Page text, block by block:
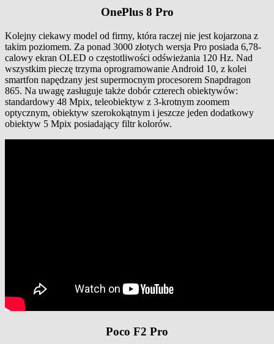
OnePlus 8 Pro
Kolejny ciekawy model od firmy, która raczej nie jest kojarzona z
takim poziomem. Za ponad 3000 złotych wersja Pro posiada 6,78-
calowy ekran OLED o częstotliwości odświeżania 120 Hz. Nad
wszystkim pieczę trzyma oprogramowanie Android 10, z kolei
smartfon napędzany jest supermocnym procesorem Snapdragon
865. Na uwagę zasługuje także dobór czterech obiektywów:
standardowy 48 Mpix, teleobiektyw z 3-krotnym zoomem
optycznym, obiektyw szerokokątnym i jeszcze jeden dodatkowy
obiektyw 5 Mpix posiadający filtr kolorów.
Poco F2 Pro